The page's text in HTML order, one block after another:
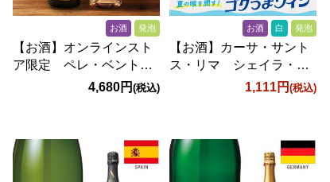
お酒 発泡
【お酒】オンラインスト
ア限定 ペレ・ベントゥ
ーラ 厳選2本セット
4,680円(税込)
お酒 白 発泡
【お酒】カーサ・サント
ス・リマ シェイラ・ベ
ン シェイラ・ア・リス
1,111円 (税込)